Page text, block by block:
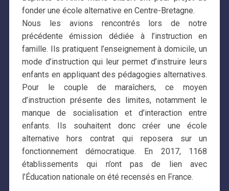
fonder une école alternative en Centre-Bretagne.
Nous les avions rencontrés lors de notre
précédente émission dédiée à l’instruction en
famille. Ils pratiquent l’enseignement à domicile, un
mode d’instruction qui leur permet d’instruire leurs
enfants en appliquant des pédagogies alternatives.
Pour le couple de maraîchers, ce moyen
d’instruction présente des limites, notamment le
manque de socialisation et d’interaction entre
enfants. Ils souhaitent donc créer une école
alternative hors contrat qui reposera sur un
fonctionnement démocratique. En 2017, 1168
établissements qui n’ont pas de lien avec
l’Éducation nationale on été recensés en France.